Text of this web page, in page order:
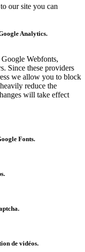
our site you can
Analytics.
Webfonts,
Since these providers
we allow you to block
reduce the
will take effect
Fonts.
de vidéos.